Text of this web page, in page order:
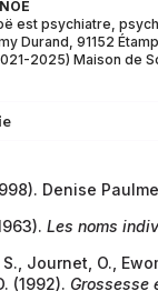
est psychiatre,
Durand, 91152
2025) Maison de
Denise
Les noms
Journet, O.,
(1992). Grossesse